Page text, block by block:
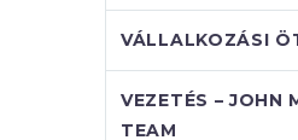
VÁLLALKOZÁSI
VEZETÉS – JOHN
TEAM